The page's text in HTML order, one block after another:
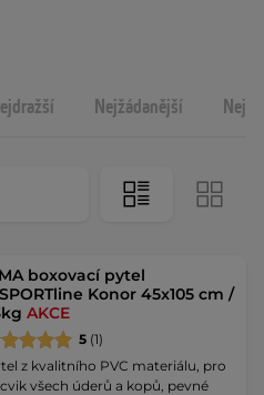
Nejžádanější
boxovací pytel
Konor 45x105 cm /
AKCE
5 (1)
z kvalitního PVC materiálu, pro
všech úderů a kopů, pevné